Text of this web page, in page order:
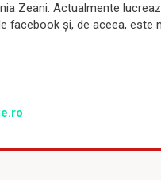
Zeani. Actualmente
facebook și, de aceea, este